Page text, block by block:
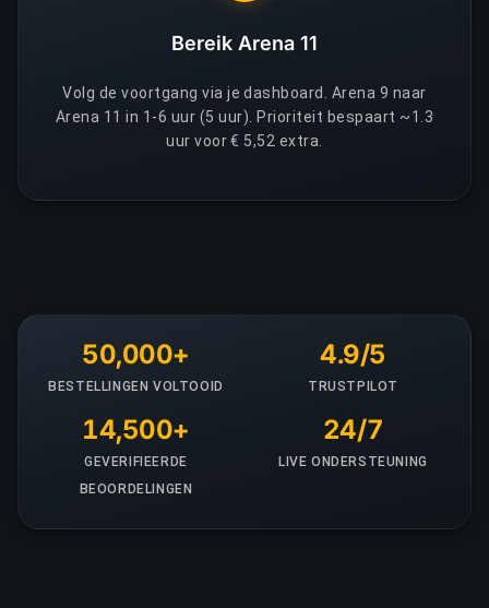
Bereik Arena 11
Volg de voortgang via je dashboard. Arena 9 naar
Arena 11 in 1-6 uur (5 uur). Prioriteit bespaart ~1.3
uur voor € 5,52 extra.
50,000+
BESTELLINGEN VOLTOOID
4.9/5
TRUSTPILOT
14,500+
GEVERIFIEERDE
BEOORDELINGEN
24/7
LIVE ONDERSTEUNING